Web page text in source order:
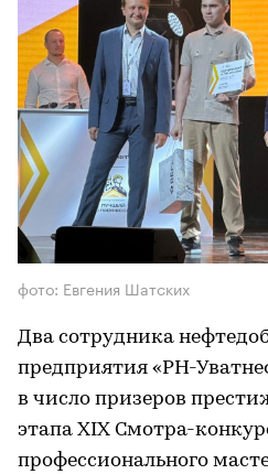
фото: Евгения Шатских
Два сотрудника
предприятия «РН-
в число призеров
этапа XIX Смотра-
профессионального